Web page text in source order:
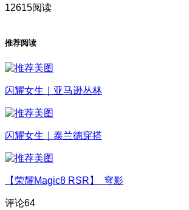
12615阅读
推荐阅读
闪耀女生｜亚马逊丛林
闪耀女生｜泰兰德穿搭
【荣耀Magic8 RSR】 穹影
评论64